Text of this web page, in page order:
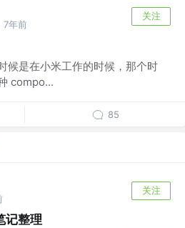
7年前
关注
候是在小米工作的时候，那个时
compo...
85
关注
记整理